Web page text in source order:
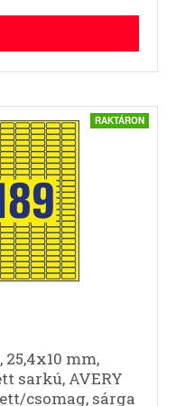
RAKTÁRON
mm,
sarkú, AVERY
csomag, sárga